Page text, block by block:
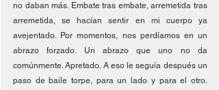
no daban más. Embate tras embate, arremetida tras
arremetida, se hacían sentir en mi cuerpo ya
avejentado. Por momentos, nos perdíamos en un
abrazo forzado. Un abrazo que uno no da
comúnmente. Apretado. A eso le seguía después un
paso de baile torpe, para un lado y para el otro.